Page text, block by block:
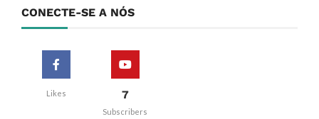
CONECTE-SE A NÓS
Likes 7
Subscribers